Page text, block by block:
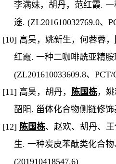
李满妹，胡丹，范红霞. 一
途. (ZL201610032769.0、
[10] 高昊，姚新生，何蓉蓉，
红霞. 一种二咖啡酰亚精
(ZL201610033609.8、 PCT/
[11] 高昊，胡丹， 陈国栋，
韶阳 . 甾体化合物侧链修
[12] 陈国栋、赵欢、胡丹、
生. 一种炭皮苯酞类化合
(201910418547.6)